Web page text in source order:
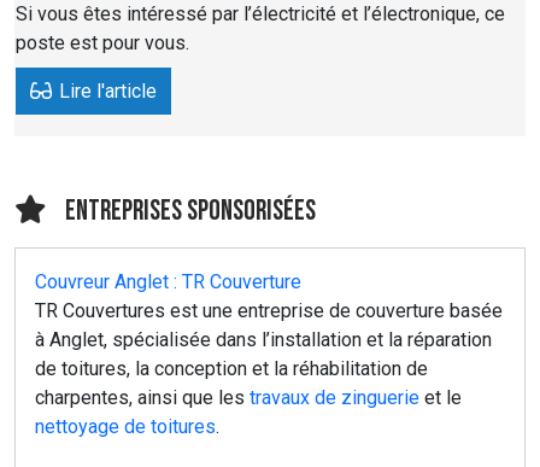
Si vous êtes intéressé par l’électricité et l’électronique, ce
poste est pour vous.
Lire l'article
Entreprises sponsorisées
Couvreur Anglet : TR Couverture
TR Couvertures est une entreprise de couverture basée
à Anglet, spécialisée dans l’installation et la réparation
de toitures, la conception et la réhabilitation de
charpentes, ainsi que les travaux de zinguerie et le
nettoyage de toitures.